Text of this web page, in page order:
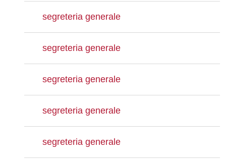
segreteria generale
segreteria generale
segreteria generale
segreteria generale
segreteria generale